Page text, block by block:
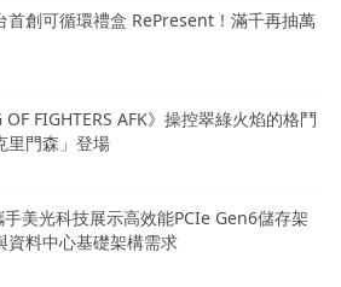
首創可循環禮盒 RePresent！滿千再抽萬
OF FIGHTERS AFK》操控翠綠火焰的格鬥
里門森」登場
美光科技展示高效能PCIe Gen6儲存架
資料中心基礎架構需求